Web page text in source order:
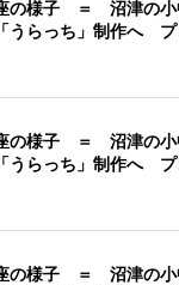
の様子 ＝ 沼津の小
うらっち」制作へ プ
の様子 ＝ 沼津の小
うらっち」制作へ プ
の様子 ＝ 沼津の小